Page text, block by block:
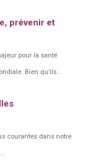
prévenir et
pour la santé
Bien qu’ils...
courantes dans notre